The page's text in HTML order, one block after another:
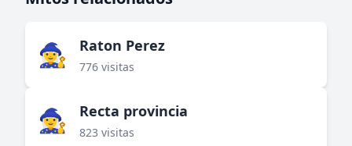
🧙‍♀️ Raton Perez
776 visitas
🧙‍♀️ Recta provincia
823 visitas